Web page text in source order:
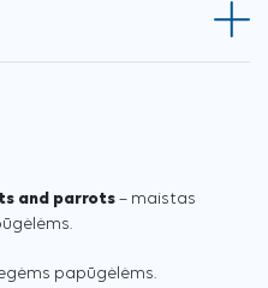
and parrots – maistas
papūgėlėms.